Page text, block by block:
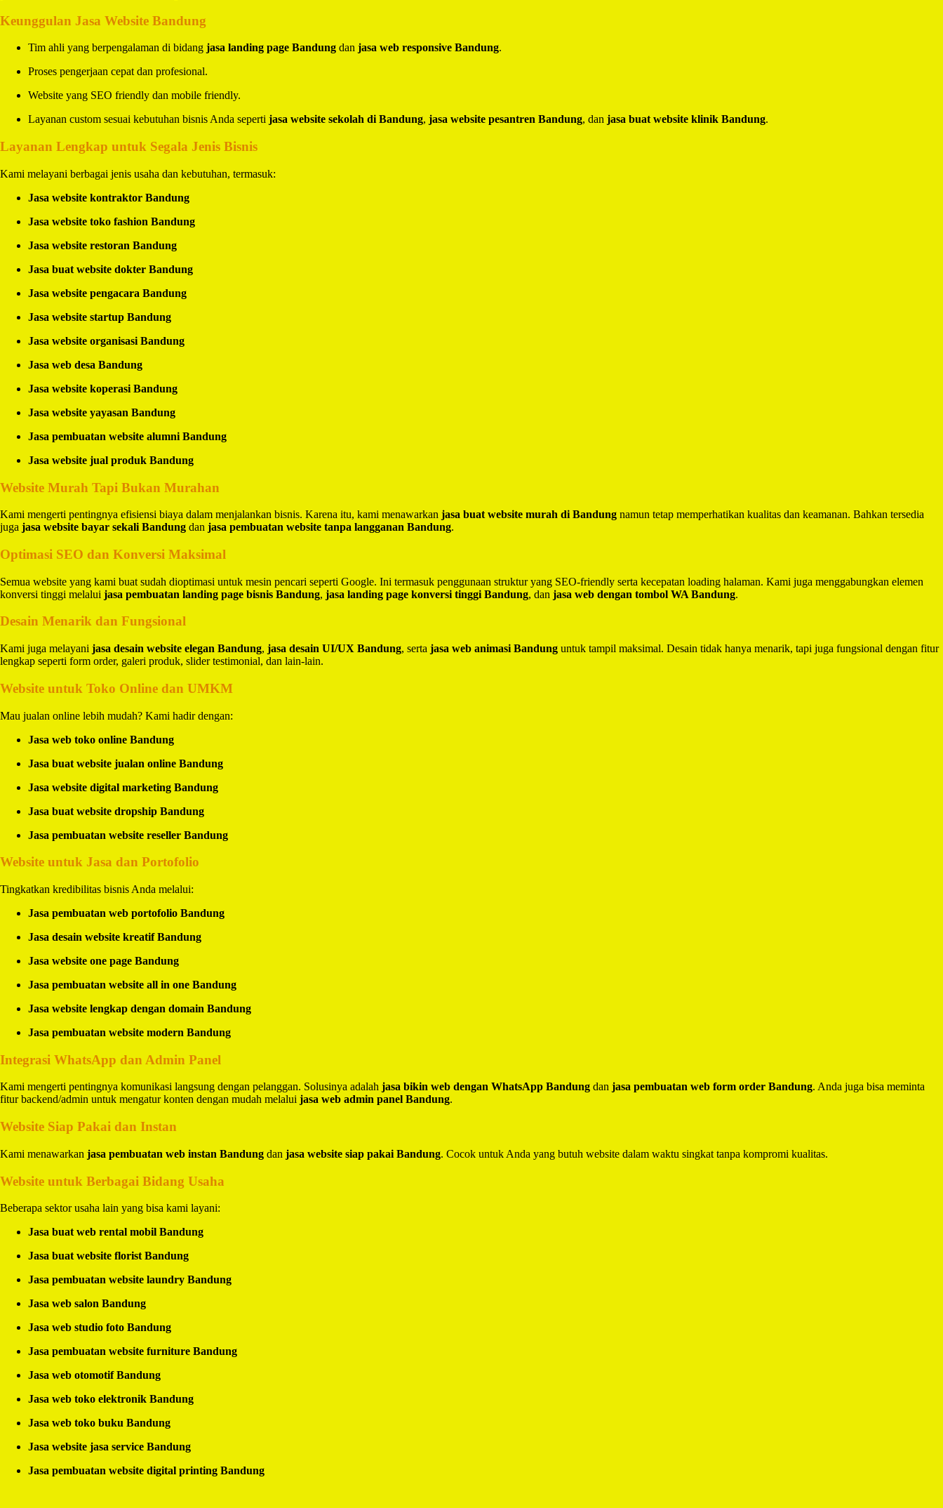
Keunggulan Jasa Website Bandung
Tim ahli yang berpengalaman di bidang jasa landing page Bandung dan jasa web responsive Bandung.
Proses pengerjaan cepat dan profesional.
Website yang SEO friendly dan mobile friendly.
Layanan custom sesuai kebutuhan bisnis Anda seperti jasa website sekolah di Bandung, jasa website pesantren Bandung, dan jasa buat website klinik Bandung.
Layanan Lengkap untuk Segala Jenis Bisnis
Kami melayani berbagai jenis usaha dan kebutuhan, termasuk:
Jasa website kontraktor Bandung
Jasa website toko fashion Bandung
Jasa website restoran Bandung
Jasa buat website dokter Bandung
Jasa website pengacara Bandung
Jasa website startup Bandung
Jasa website organisasi Bandung
Jasa web desa Bandung
Jasa website koperasi Bandung
Jasa website yayasan Bandung
Jasa pembuatan website alumni Bandung
Jasa website jual produk Bandung
Website Murah Tapi Bukan Murahan
Kami mengerti pentingnya efisiensi biaya dalam menjalankan bisnis. Karena itu, kami menawarkan jasa buat website murah di Bandung namun tetap memperhatikan kualitas dan keamanan. Bahkan tersedia
juga jasa website bayar sekali Bandung dan jasa pembuatan website tanpa langganan Bandung.
Optimasi SEO dan Konversi Maksimal
Semua website yang kami buat sudah dioptimasi untuk mesin pencari seperti Google. Ini termasuk penggunaan struktur yang SEO-friendly serta kecepatan loading halaman. Kami juga menggabungkan elemen
konversi tinggi melalui jasa pembuatan landing page bisnis Bandung, jasa landing page konversi tinggi Bandung, dan jasa web dengan tombol WA Bandung.
Desain Menarik dan Fungsional
Kami juga melayani jasa desain website elegan Bandung, jasa desain UI/UX Bandung, serta jasa web animasi Bandung untuk tampil maksimal. Desain tidak hanya menarik, tapi juga fungsional dengan fitur
lengkap seperti form order, galeri produk, slider testimonial, dan lain-lain.
Website untuk Toko Online dan UMKM
Mau jualan online lebih mudah? Kami hadir dengan:
Jasa web toko online Bandung
Jasa buat website jualan online Bandung
Jasa website digital marketing Bandung
Jasa buat website dropship Bandung
Jasa pembuatan website reseller Bandung
Website untuk Jasa dan Portofolio
Tingkatkan kredibilitas bisnis Anda melalui:
Jasa pembuatan web portofolio Bandung
Jasa desain website kreatif Bandung
Jasa website one page Bandung
Jasa pembuatan website all in one Bandung
Jasa website lengkap dengan domain Bandung
Jasa pembuatan website modern Bandung
Integrasi WhatsApp dan Admin Panel
Kami mengerti pentingnya komunikasi langsung dengan pelanggan. Solusinya adalah jasa bikin web dengan WhatsApp Bandung dan jasa pembuatan web form order Bandung. Anda juga bisa meminta
fitur backend/admin untuk mengatur konten dengan mudah melalui jasa web admin panel Bandung.
Website Siap Pakai dan Instan
Kami menawarkan jasa pembuatan web instan Bandung dan jasa website siap pakai Bandung. Cocok untuk Anda yang butuh website dalam waktu singkat tanpa kompromi kualitas.
Website untuk Berbagai Bidang Usaha
Beberapa sektor usaha lain yang bisa kami layani:
Jasa buat web rental mobil Bandung
Jasa buat website florist Bandung
Jasa pembuatan website laundry Bandung
Jasa web salon Bandung
Jasa web studio foto Bandung
Jasa pembuatan website furniture Bandung
Jasa web otomotif Bandung
Jasa web toko elektronik Bandung
Jasa web toko buku Bandung
Jasa website jasa service Bandung
Jasa pembuatan website digital printing Bandung